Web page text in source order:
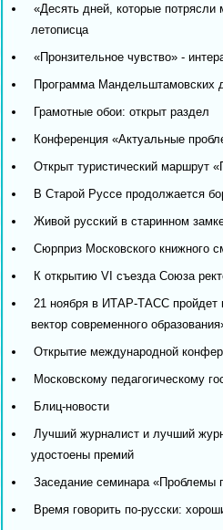
«Десять дней, которые
летописца
«Пронзительное чувство» -
Программа Мандельштамовских
Грамотные обои: открыт раздел
Конференция «Актуальные
Открыт туристический маршрут
В Старой Руссе продолжается
Живой русский в старинном
Сюрприз Московского книжного
К открытию VI съезда Союза
21 ноября в ИТАР-ТАСС пройдет
вектор современного
Открытие международной
Московскому педагогическому
Блиц-новости
Лучший журналист и лучший
удостоены премий
Заседание семинара «Проблемы
Время говорить по-русски: